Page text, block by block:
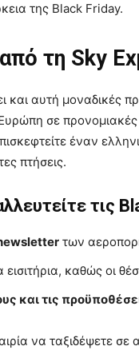
της Black Friday.
τη Sky
και αυτή μοναδικές
σε προνομιακές
έναν
πτήσεις.
τις
των
εισιτήρια, καθώς οι
και τις
να ταξιδέψετε